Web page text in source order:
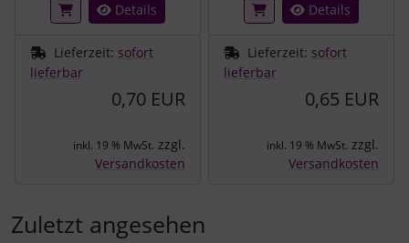
Details
Lieferzeit: sofort
lieferbar
0,70 EUR
inkl. 19 % MwSt. zzgl.
Versandkosten
Details
Lieferzeit: sofort
lieferbar
0,65 EUR
inkl. 19 % MwSt. zzgl.
Versandkosten
Zuletzt angesehen